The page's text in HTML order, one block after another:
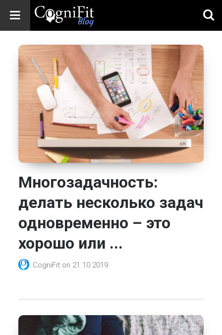
Blog: Brain
Health
News
Brain Training,
Mental Health, and
Wellness
Многозадачность:
делать несколько задач
одновременно – это
хорошо или ...
CogniFit on 21.10.2019